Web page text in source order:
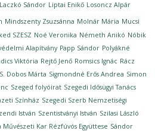
Laczkó Sándor Liptai Enikő Losoncz Alpár
Mindszenty Zsuzsánna Molnár Mária Mucsi
SZESZ Noé Veronika Németh Anikó Nóbik
Alapítvány Papp Sándor Polyákné
Viktória Rejtő Jenő Romsics Ignác Rácz
S. Dobos Márta Sigmondné Erős Andrea Simon
Szeged folyóirat Szegedi Idősügyi Tanács
Színház Szegedi Szerb Nemzetiségi
István Szentistványi István Szilasi László
Művészeti Kar Rézfúvós Együttese Sándor